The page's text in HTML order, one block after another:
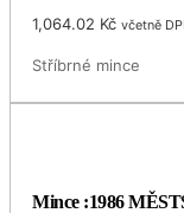
1,064.02 Kč včetně
Stříbrné mince
Mince :1986